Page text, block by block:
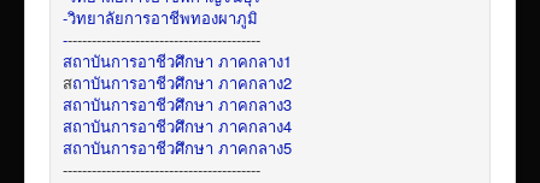
-วิทยาลัยการอาชีพทองผาภูมิ
-----------------------------------------
สถาบันการอาชีวศึกษา ภาคกลาง1
สถาบันการอาชีวศึกษา ภาคกลาง2
สถาบันการอาชีวศึกษา ภาคกลาง3
สถาบันการอาชีวศึกษา ภาคกลาง4
สถาบันการอาชีวศึกษา ภาคกลาง5
-----------------------------------------